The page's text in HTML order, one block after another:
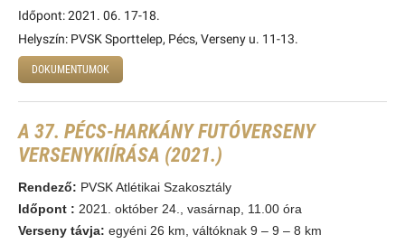
Időpont: 2021. 06. 17-18.
Helyszín: PVSK Sporttelep, Pécs, Verseny u. 11-13.
DOKUMENTUMOK
A 37. PÉCS-HARKÁNY FUTÓVERSENY
VERSENYKIÍRÁSA (2021.)
Rendező: PVSK Atlétikai Szakosztály
Időpont : 2021. október 24., vasárnap, 11.00 óra
Verseny távja: egyéni 26 km, váltóknak 9 – 9 – 8 km